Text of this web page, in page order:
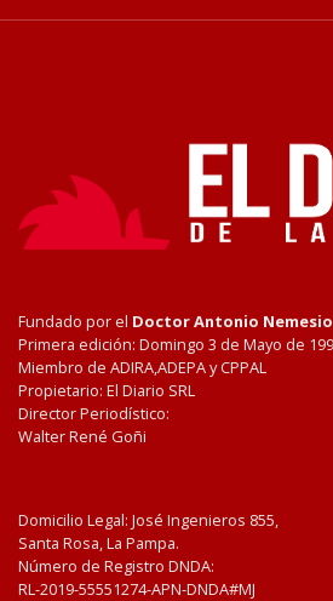
Fundado por el Doctor Antonio Nemesio
Primera edición: Domingo 3 de Mayo de
Miembro de ADIRA,ADEPA y CPPAL
Propietario: El Diario SRL
Director Periodístico:
Walter René Goñi
Domicilio Legal: José Ingenieros 855,
Santa Rosa, La Pampa.
Número de Registro DNDA:
RL-2019-55551274-APN-DNDA#MJ